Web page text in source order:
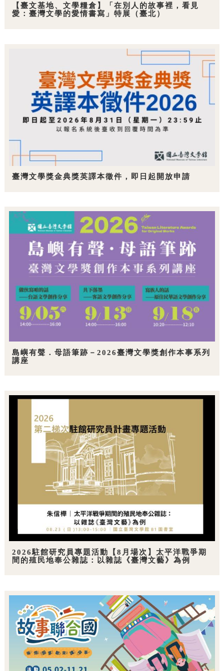
【臺文基地、文學糧倉】「在別人的故事裡，看見
愛：臺灣文學的愛情書寫」特展（臺北）
臺灣文學獎金典獎英譯本徵件，即日起開放申請
島嶼有聲．母語筆跡－2026臺灣文學獎創作本事系列
講座
2026駐館研究員專題活動【8月場次】太平洋戰爭期
間的殖民地奉公雜誌：以雜誌《臺灣文藝》為例